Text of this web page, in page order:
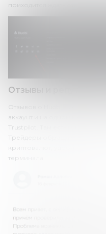
приходится ждать ответа по
Отзывы и репутация в
Отзывов о Huobi в сети
аккаунт и на одном из самых
Trustpilot. Там есть много
Трейдеры обращают
криптовалют, удобный
терминала.